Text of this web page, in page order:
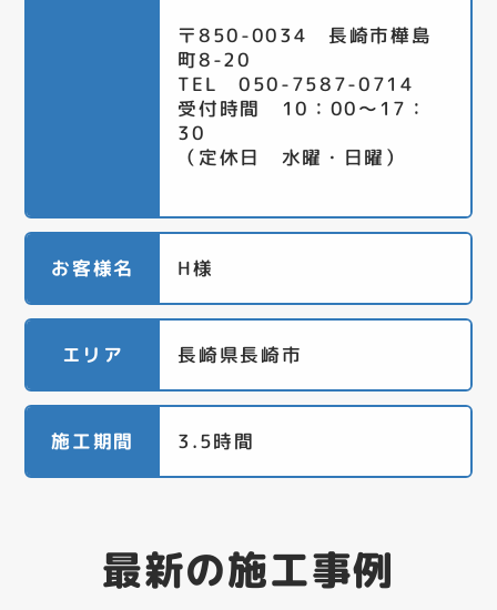
〒850-0034 長崎市樺島
町8-20
TEL 050-7587-0714
受付時間 10：00～17：
30
（定休日 水曜・日曜）
お客様名 H様
エリア 長崎県長崎市
施工期間 3.5時間
最新の施工事例